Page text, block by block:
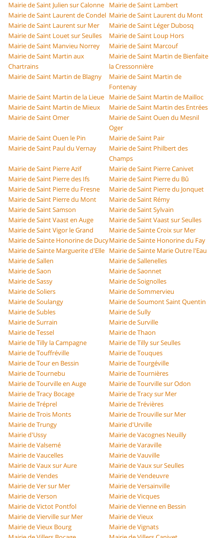
Mairie de Saint Julien sur Calonne
Mairie de Saint Lambert
Mairie de Saint Laurent de Condel Mairie de Saint Laurent du Mont
Mairie de Saint Laurent sur Mer
Mairie de Saint Léger Dubosq
Mairie de Saint Louet sur Seulles
Mairie de Saint Loup Hors
Mairie de Saint Manvieu Norrey
Mairie de Saint Marcouf
Mairie de Saint Martin aux
Chartrains
Mairie de Saint Martin de Bienfaite
la Cressonnière
Mairie de Saint Martin de Blagny
Mairie de Saint Martin de
Fontenay
Mairie de Saint Martin de la Lieue
Mairie de Saint Martin de Mailloc
Mairie de Saint Martin de Mieux
Mairie de Saint Martin des Entrées
Mairie de Saint Omer
Mairie de Saint Ouen du Mesnil
Oger
Mairie de Saint Ouen le Pin
Mairie de Saint Pair
Mairie de Saint Paul du Vernay
Mairie de Saint Philbert des
Champs
Mairie de Saint Pierre Azif
Mairie de Saint Pierre Canivet
Mairie de Saint Pierre des Ifs
Mairie de Saint Pierre du Bû
Mairie de Saint Pierre du Fresne
Mairie de Saint Pierre du Jonquet
Mairie de Saint Pierre du Mont
Mairie de Saint Rémy
Mairie de Saint Samson
Mairie de Saint Sylvain
Mairie de Saint Vaast en Auge
Mairie de Saint Vaast sur Seulles
Mairie de Saint Vigor le Grand
Mairie de Sainte Croix sur Mer
Mairie de Sainte Honorine de DucyMairie de Sainte Honorine du Fay
Mairie de Sainte Marguerite d'Elle Mairie de Sainte Marie Outre l'Eau
Mairie de Sallen
Mairie de Sallenelles
Mairie de Saon
Mairie de Saonnet
Mairie de Sassy
Mairie de Soignolles
Mairie de Soliers
Mairie de Sommervieu
Mairie de Soulangy
Mairie de Soumont Saint Quentin
Mairie de Subles
Mairie de Sully
Mairie de Surrain
Mairie de Surville
Mairie de Tessel
Mairie de Thaon
Mairie de Tilly la Campagne
Mairie de Tilly sur Seulles
Mairie de Touffréville
Mairie de Touques
Mairie de Tour en Bessin
Mairie de Tourgéville
Mairie de Tournebu
Mairie de Tournières
Mairie de Tourville en Auge
Mairie de Tourville sur Odon
Mairie de Tracy Bocage
Mairie de Tracy sur Mer
Mairie de Tréprel
Mairie de Trévières
Mairie de Trois Monts
Mairie de Trouville sur Mer
Mairie de Trungy
Mairie d'Urville
Mairie d'Ussy
Mairie de Vacognes Neuilly
Mairie de Valsemé
Mairie de Varaville
Mairie de Vaucelles
Mairie de Vauville
Mairie de Vaux sur Aure
Mairie de Vaux sur Seulles
Mairie de Vendes
Mairie de Vendeuvre
Mairie de Ver sur Mer
Mairie de Versainville
Mairie de Verson
Mairie de Vicques
Mairie de Victot Pontfol
Mairie de Vienne en Bessin
Mairie de Vierville sur Mer
Mairie de Vieux
Mairie de Vieux Bourg
Mairie de Vignats